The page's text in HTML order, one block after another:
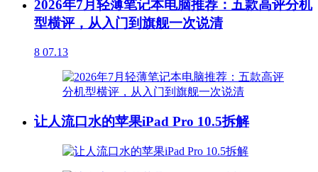
2026年7月轻薄笔记本电脑推荐：五款高评分机
型横评，从入门到旗舰一次说清
8 07.13
让人流口水的苹果iPad Pro 10.5拆解